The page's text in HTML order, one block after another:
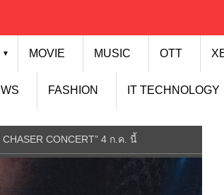
▼ MOVIE MUSIC OTT
FASHION IT TECHNOLOGY
CONCERT” 4 ก.ค. นี้